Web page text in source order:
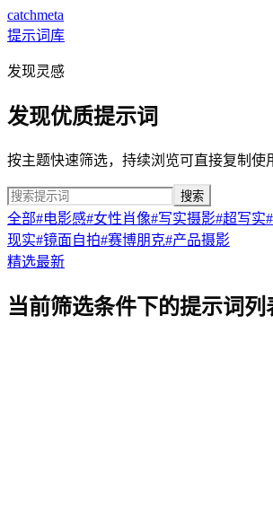
catchmeta
提示词库
发现灵感
发现优质提示词
按主题快速筛选，持续浏览可直接复制使
搜索
全部#电影感#女性肖像#写实摄影#超写实#
现实#镜面自拍#赛博朋克#产品摄影
精选最新
当前筛选条件下的提示词列